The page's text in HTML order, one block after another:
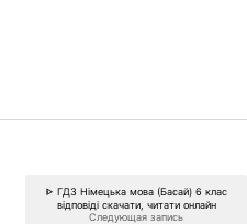
ᐈ ГДЗ Німецька мова (Басай) 6 клас
відповіді скачати, читати онлайн
Следующая запись